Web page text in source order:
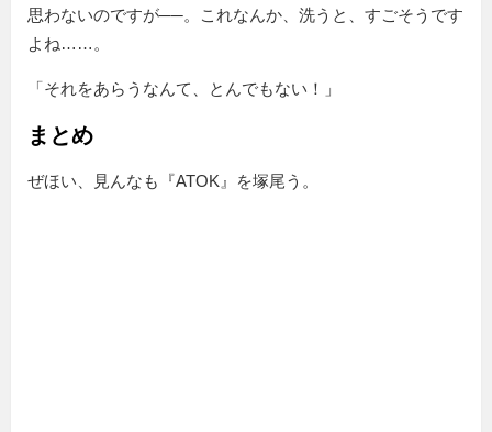
思わないのですが──。これなんか、洗うと、すごそうです
よね……。
「それをあらうなんて、とんでもない！」
まとめ
ぜほい、見んなも『ATOK』を塚尾う。